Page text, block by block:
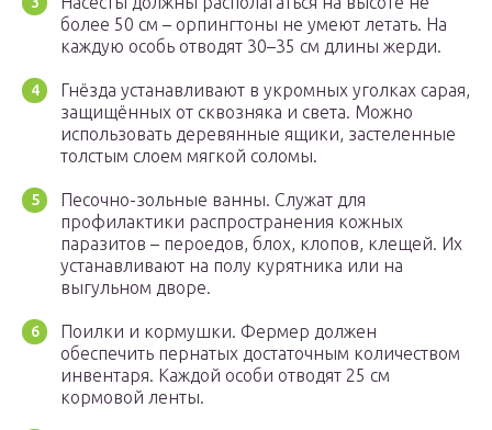
более 50 см – орпингтоны не умеют летать. На
каждую особь отводят 30–35 см длины жерди.
Гнёзда устанавливают в укромных уголках сарая,
защищённых от сквозняка и света. Можно
использовать деревянные ящики, застеленные
толстым слоем мягкой соломы.
Песочно-зольные ванны. Служат для
профилактики распространения кожных
паразитов – пероедов, блох, клопов, клещей. Их
устанавливают на полу курятника или на
выгульном дворе.
Поилки и кормушки. Фермер должен
обеспечить пернатых достаточным количеством
инвентаря. Каждой особи отводят 25 см
кормовой ленты.